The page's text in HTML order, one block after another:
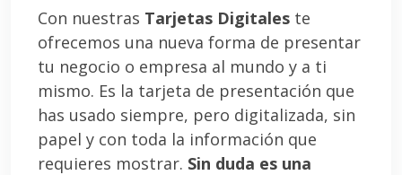
Con nuestras Tarjetas Digitales te
ofrecemos una nueva forma de presentar
tu negocio o empresa al mundo y a ti
mismo. Es la tarjeta de presentación que
has usado siempre, pero digitalizada, sin
papel y con toda la información que
requieres mostrar. Sin duda es una